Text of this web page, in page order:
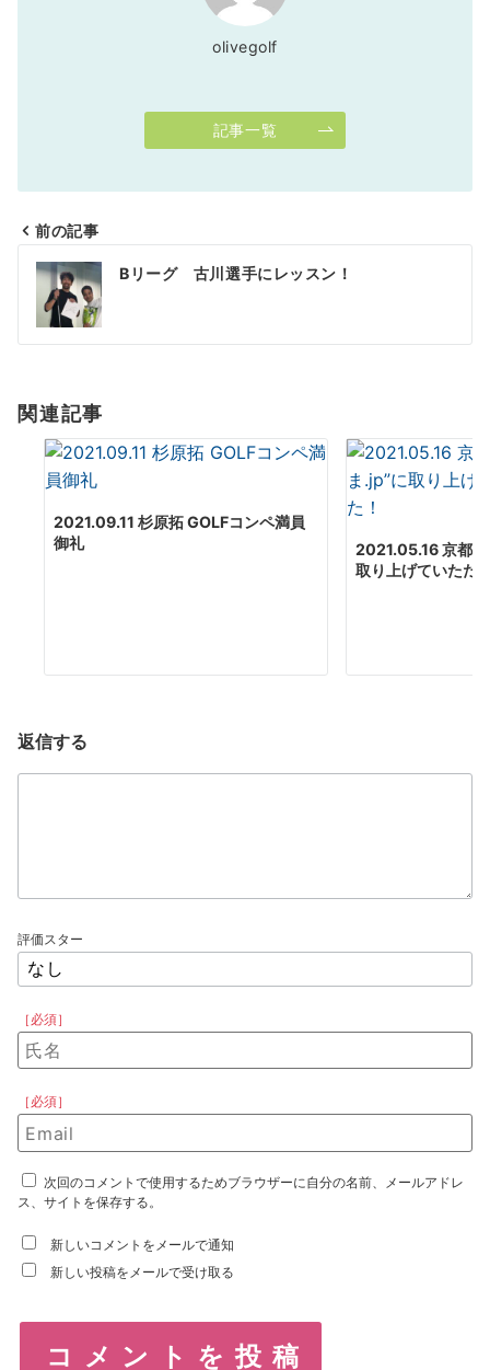
olivegolf
記事一覧
投
稿
ビ
ゲ
ン
前の記事
Bリーグ 古川選手にレッスン！
関連記事
2021.09.11 杉原拓 GOLFコンペ満員
御礼
2021.05.16 京都
取り上げていただ
返信する
評価スター
［必須］
［必須］
次回のコメントで使用するためブラウザーに自分の名前、メールアドレ
ス、サイトを保存する。
新しいコメントをメールで通知
新しい投稿をメールで受け取る